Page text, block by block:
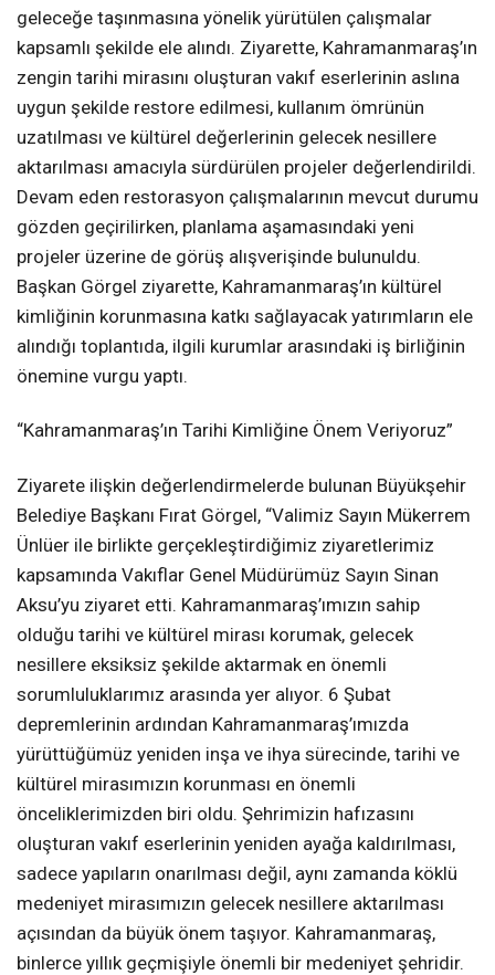
geleceğe taşınmasına yönelik yürütülen çalışmalar
kapsamlı şekilde ele alındı. Ziyarette, Kahramanmaraş’ın
zengin tarihi mirasını oluşturan vakıf eserlerinin aslına
uygun şekilde restore edilmesi, kullanım ömrünün
uzatılması ve kültürel değerlerinin gelecek nesillere
aktarılması amacıyla sürdürülen projeler değerlendirildi.
Devam eden restorasyon çalışmalarının mevcut durumu
gözden geçirilirken, planlama aşamasındaki yeni
projeler üzerine de görüş alışverişinde bulunuldu.
Başkan Görgel ziyarette, Kahramanmaraş’ın kültürel
kimliğinin korunmasına katkı sağlayacak yatırımların ele
alındığı toplantıda, ilgili kurumlar arasındaki iş birliğinin
önemine vurgu yaptı.
“Kahramanmaraş’ın Tarihi Kimliğine Önem Veriyoruz”
Ziyarete ilişkin değerlendirmelerde bulunan Büyükşehir
Belediye Başkanı Fırat Görgel, “Valimiz Sayın Mükerrem
Ünlüer ile birlikte gerçekleştirdiğimiz ziyaretlerimiz
kapsamında Vakıflar Genel Müdürümüz Sayın Sinan
Aksu’yu ziyaret etti. Kahramanmaraş’ımızın sahip
olduğu tarihi ve kültürel mirası korumak, gelecek
nesillere eksiksiz şekilde aktarmak en önemli
sorumluluklarımız arasında yer alıyor. 6 Şubat
depremlerinin ardından Kahramanmaraş’ımızda
yürüttüğümüz yeniden inşa ve ihya sürecinde, tarihi ve
kültürel mirasımızın korunması en önemli
önceliklerimizden biri oldu. Şehrimizin hafızasını
oluşturan vakıf eserlerinin yeniden ayağa kaldırılması,
sadece yapıların onarılması değil, aynı zamanda köklü
medeniyet mirasımızın gelecek nesillere aktarılması
açısından da büyük önem taşıyor. Kahramanmaraş,
binlerce yıllık geçmişiyle önemli bir medeniyet şehridir.